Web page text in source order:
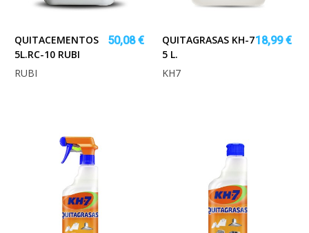
QUITACEMENTOS
5L.RC-10 RUBI
50,08 €
RUBI
QUITAGRASAS KH-7
5 L.
18,99 €
KH7